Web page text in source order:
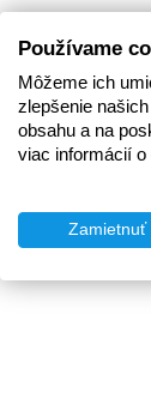
Používame
Môžeme ich
zlepšenie
obsahu a na
viac informácií
Zamietnuť